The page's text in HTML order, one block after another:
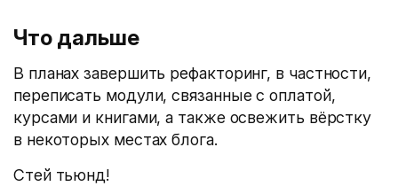
Что дальше
В планах завершить рефакторинг, в частности,
переписать модули, связанные с оплатой,
курсами и книгами, а также освежить вёрстку
в некоторых местах блога.
Стей тьюнд!